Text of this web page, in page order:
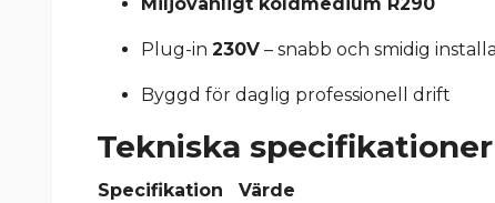
Plug-in 230V – snabb och smidig
Byggd för daglig professionell drift
Tekniska specifikationer
Specifikation
Värde